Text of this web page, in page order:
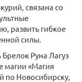
связана со
развить гибкое
силы.
Руна Лагуз
магии «Магия
по Новосибирску,